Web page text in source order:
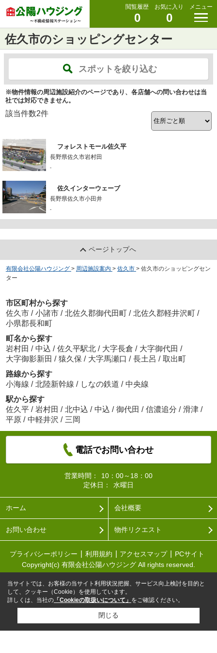
閲覧履歴
0
お気に入り
0
メニュー
佐久市のショッピングセンター
スポットを絞り込む
※物件情報の周辺施設紹介のページであり、各店舗への問い合わせは当
社では対応できません。
該当件数2件
フォレストモール佐久平
長野県佐久市岩村田
-
佐久インターウェーブ
長野県佐久市小田井
-
ページトップへ
有限会社公陽ハウジング > 周辺施設案内 > 佐久市 > 佐久市のショッピングセン
ター
市区町村から探す
佐久市 / 小諸市 / 北佐久郡御代田町 / 北佐久郡軽井沢町 /
小県郡長和町
町名から探す
岩村田 / 中込 / 佐久平駅北 / 大字長倉 / 大字御代田 /
大字御影新田 / 猿久保 / 大字馬瀬口 / 長土呂 / 取出町
路線から探す
小海線 / 北陸新幹線 / しなの鉄道 / 中央線
駅から探す
佐久平 / 岩村田 / 北中込 / 中込 / 御代田 / 信濃追分 / 滑津 /
平原 / 中軽井沢 / 三岡
電話でお問い合わせ
営業時間：
10：00～18：00
定休日：
水曜日
ホーム 会社概要
お問い合わせ 物件リクエスト
プライバシーポリシー 利用規約 アクセスマップ
PCサイト
Copyright(c) 有限会社公陽ハウジング All rights reserved.
当サイトでは、お客様の当サイト利用状況把握、サービス向上検討を目的と
して、クッキー（Cookie）を使用しています。
詳しくは、当社の 「Cookieの取扱いについて」 をご確認ください。
閉じる